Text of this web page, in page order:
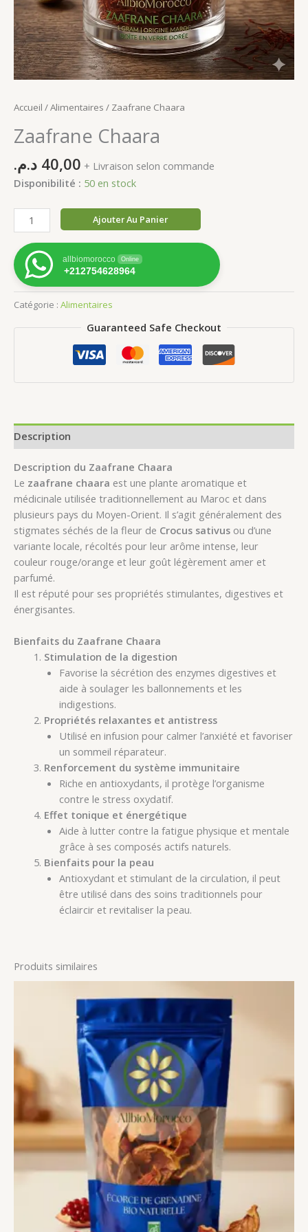
Accueil /Alimentaires / Zaafrane Chaara
Zaafrane Chaara
40,00 د.م.
+ Livraison selon commande
Disponibilité : 50 en stock
quantité
de
Zaafrane
Chaara
Ajouter Au Panier
allbiomorocco Online
+212754628964
Catégorie : Alimentaires
Guaranteed Safe Checkout
Description
Description du Zaafrane Chaara
Le zaafrane chaara est une plante aromatique et
médicinale utilisée traditionnellement au Maroc et dans
plusieurs pays du Moyen-Orient. Il s’agit généralement des
stigmates séchés de la fleur de Crocus sativus ou d’une
variante locale, récoltés pour leur arôme intense, leur
couleur rouge/orange et leur goût légèrement amer et
parfumé.
Il est réputé pour ses propriétés stimulantes, digestives et
énergisantes.
Bienfaits du Zaafrane Chaara
Stimulation de la digestion
Favorise la sécrétion des enzymes digestives et
aide à soulager les ballonnements et les
indigestions.
Propriétés relaxantes et antistress
Utilisé en infusion pour calmer l’anxiété et favoriser
un sommeil réparateur.
Renforcement du système immunitaire
Riche en antioxydants, il protège l’organisme
contre le stress oxydatif.
Effet tonique et énergétique
Aide à lutter contre la fatigue physique et mentale
grâce à ses composés actifs naturels.
Bienfaits pour la peau
Antioxydant et stimulant de la circulation, il peut
être utilisé dans des soins traditionnels pour
éclaircir et revitaliser la peau.
Produits similaires